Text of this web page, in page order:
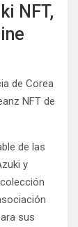
NFT,
de Corea
NFT de
de las
y
sus